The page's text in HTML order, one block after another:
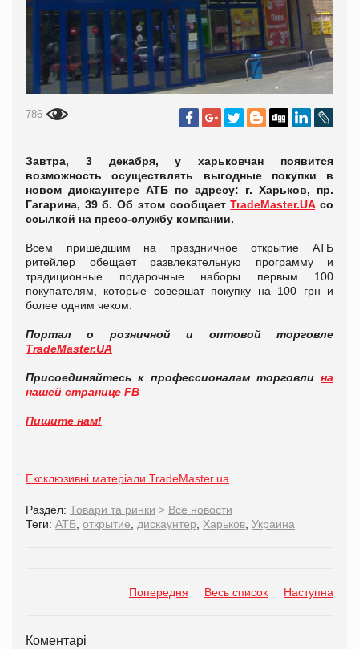
786
Завтра, 3 декабря, у харьковчан появится
возможность осуществлять выгодные покупки в
новом дискаунтере АТБ по адресу: г. Харьков, пр.
Гагарина, 39 б. Об этом сообщаетTradeMaster.UAсо
ссылкой на пресс-службу компании.
Всем пришедшим на праздничное открытие АТБ
ритейлер обещает развлекательную программу и
традиционные подарочные наборы первым 100
покупателям, которые совершат покупку на 100 грн и
более одним чеком.
Портал о розничной и оптовой торговле
TradeMaster.UA
Присоединяйтесь к профессионалам торговли на
нашей странице FB
Пишите нам!
Ексклюзивні матеріали TradeMaster.ua
Раздел: Товари та ринки > Все новости
Теги: АТБ, открытие, дискаунтер, Харьков, Украина
Попередня Весь список Наступна
Коментарі